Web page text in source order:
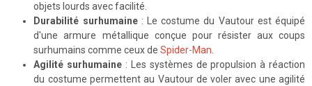
objets lourds avec facilité.
Durabilité surhumaine: Le costume du Vautour est équipé
d'une armure métallique conçue pour résister aux coups
surhumains comme ceux deSpider-Man.
Agilité surhumaine : Les systèmes de propulsion à réaction
du costume permettent au Vautour de voler avec une agilité